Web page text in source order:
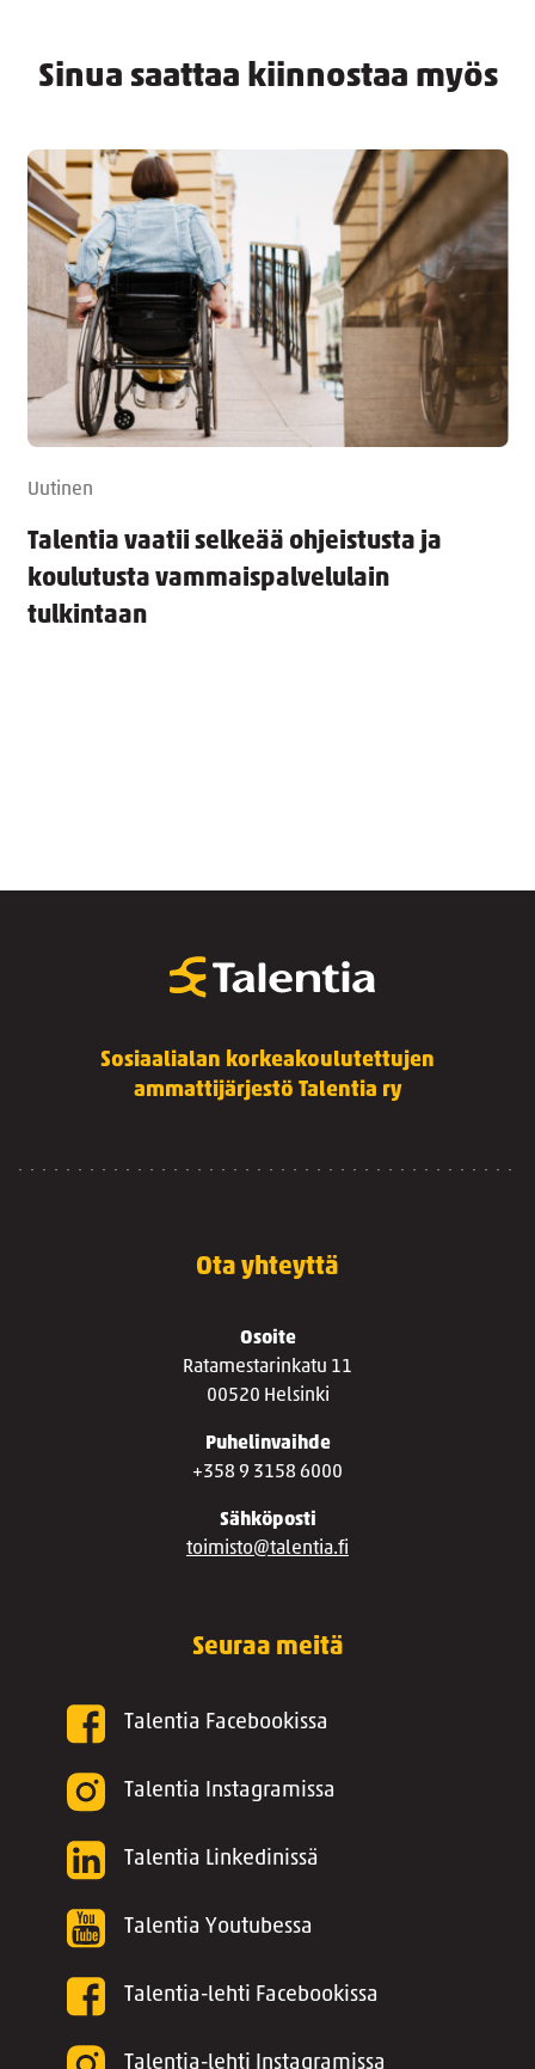
Sinua saattaa kiinnostaa myös
Uutinen
Talentia vaatii selkeää ohjeistusta ja
koulutusta vammaispalvelulain
tulkintaan
Sosiaalialan korkeakoulutettujen
ammattijärjestö Talentia ry
Ota yhteyttä
Osoite
Ratamestarinkatu 11
00520 Helsinki
Puhelinvaihde
+358 9 3158 6000
Sähköposti
toimisto@talentia.fi
Seuraa meitä
Talentia Facebookissa
Talentia Instagramissa
Talentia Linkedinissä
Talentia Youtubessa
Talentia-lehti Facebookissa
Talentia-lehti Instagramissa